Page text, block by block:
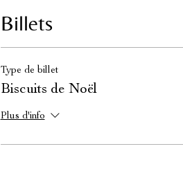
Billets
Type de billet
Biscuits de Noël
Plus d'info